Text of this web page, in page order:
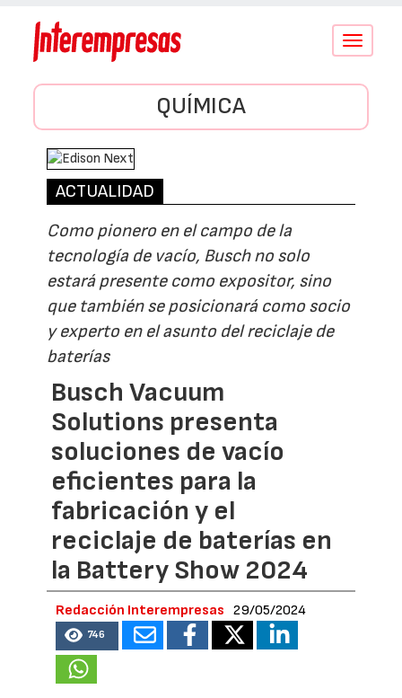
Conmutar
QUÍMICA
ACTUALIDAD
Como pionero en el campo de la
tecnología de vacío, Busch no solo
estará presente como expositor, sino
que también se posicionará como socio
y experto en el asunto del reciclaje de
baterías
Busch Vacuum
Solutions presenta
soluciones de vacío
eficientes para la
fabricación y el
reciclaje de baterías en
la Battery Show 2024
Redacción Interempresas 29/05/2024
746